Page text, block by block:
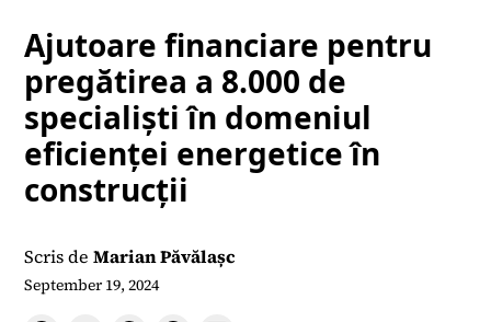
Ajutoare financiare pentru
pregătirea a 8.000 de
specialiști în domeniul
eficienței energetice în
construcții
Scris de Marian Păvălașc
September 19, 2024